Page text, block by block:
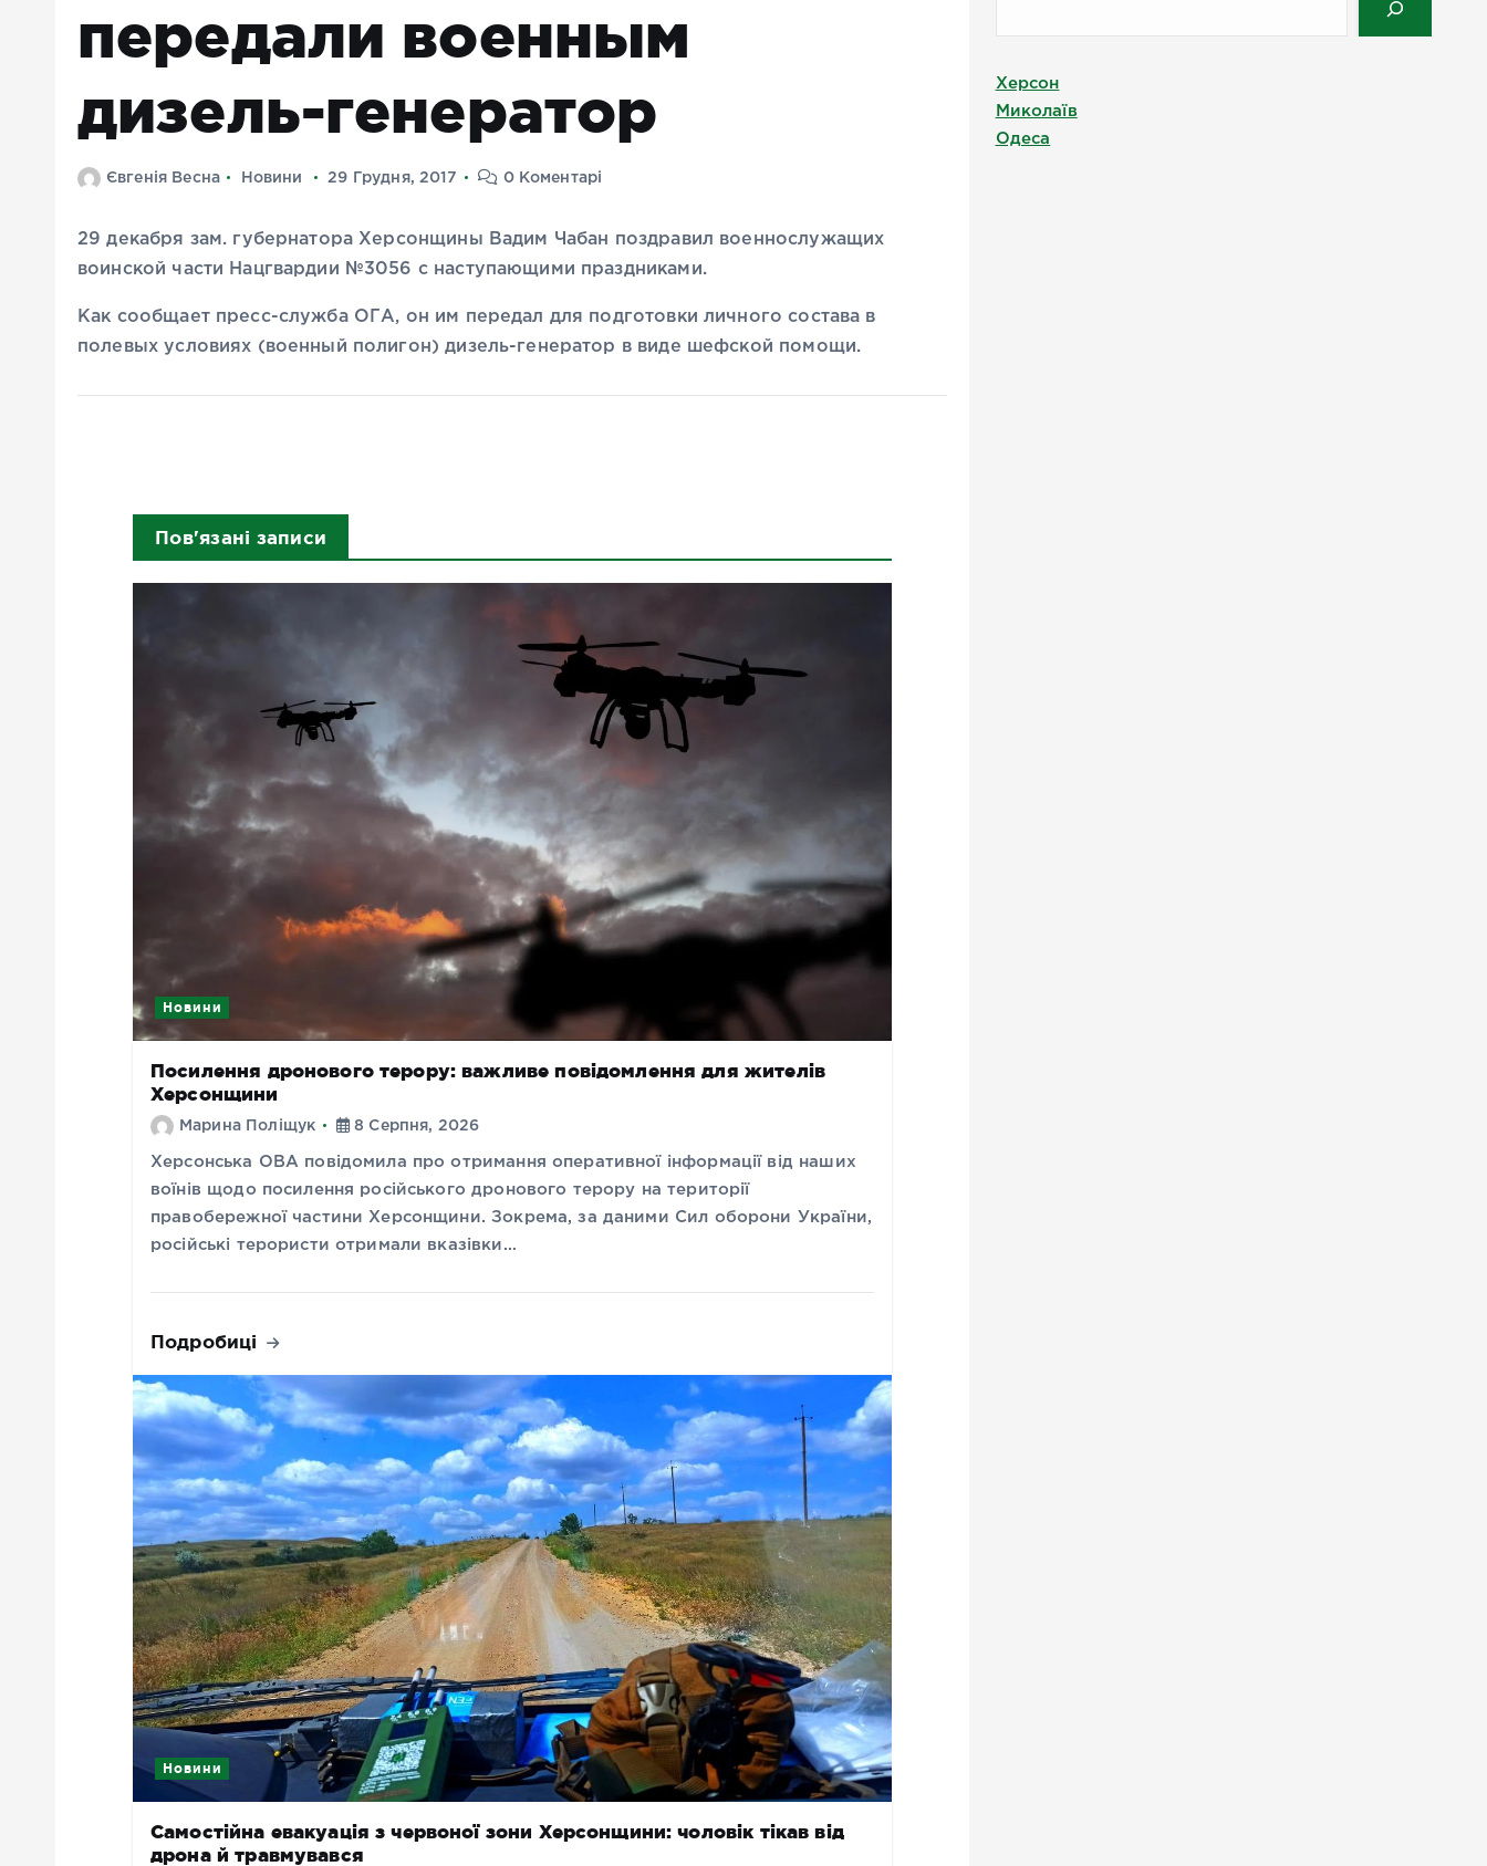
передали военным
дизель-генератор
Євгенія Весна Новини 29 Грудня, 2017 0 Коментарі
29 декабря зам. губернатора Херсонщины Вадим Чабан поздравил военнослужащих
воинской части Нацгвардии №3056 с наступающими праздниками.
Как сообщает пресс-служба ОГА, он им передал для подготовки личного состава в
полевых условиях (военный полигон) дизель-генератор в виде шефской помощи.
Пов'язані записи
Новини
Посилення дронового терору: важливе повідомлення для жителів
Херсонщини
Марина Поліщук 8 Серпня, 2026
Херсонська ОВА повідомила про отримання оперативної інформації від наших
воїнів щодо посилення російського дронового терору на території
правобережної частини Херсонщини. Зокрема, за даними Сил оборони України,
російські терористи отримали вказівки…
Подробиці
Новини
Самостійна евакуація з червоної зони Херсонщини: чоловік тікав від
дрона й травмувався
Херсон
Миколаїв
Одеса